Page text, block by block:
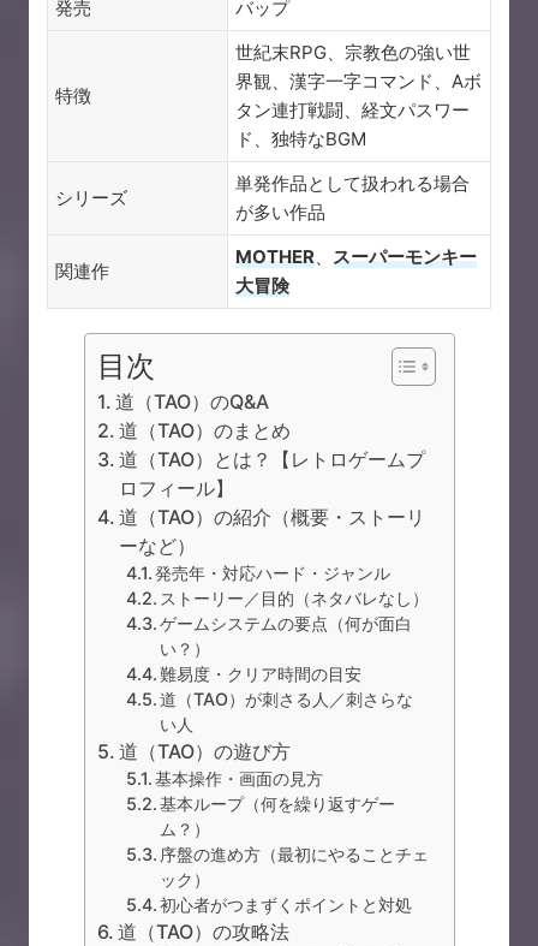
発売 バップ
特徴
世紀末RPG、宗教色の強い世
界観、漢字一字コマンド、Aボ
タン連打戦闘、経文パスワー
ド、独特なBGM
シリーズ
単発作品として扱われる場合
が多い作品
関連作
MOTHER、 スーパーモンキー
大冒険
目次
道（TAO）のQ&A
道（TAO）のまとめ
道（TAO）とは？【レトロゲームプ
ロフィール】
道（TAO）の紹介（概要・ストーリ
ーなど）
発売年・対応ハード・ジャンル
ストーリー／目的（ネタバレなし）
ゲームシステムの要点（何が面白
い？）
難易度・クリア時間の目安
道（TAO）が刺さる人／刺さらな
い人
道（TAO）の遊び方
基本操作・画面の見方
基本ループ（何を繰り返すゲー
ム？）
序盤の進め方（最初にやることチェ
ック）
初心者がつまずくポイントと対処
道（TAO）の攻略法